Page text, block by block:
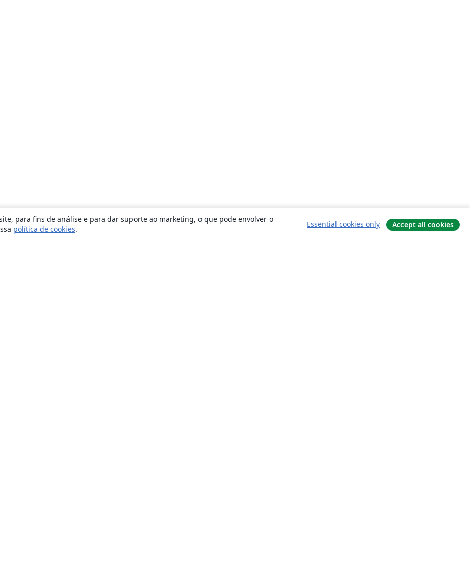
para fins de análise e para dar suporte ao marketing, o que pode envolver o
política de cookies.
Essential cookies only Accept all cookies